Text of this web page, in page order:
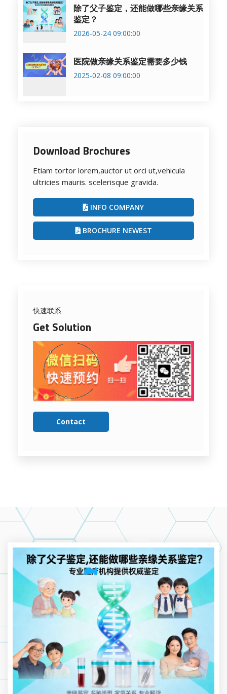
除了父子鉴定，还能做哪些亲缘关系
鉴定？
2026-05-24 09:00:00
医院做亲缘关系鉴定需要多少钱
2025-02-08 09:00:00
Download Brochures
Etiam tortor lorem,auctor ut orci ut,vehicula
ultricies mauris. scelerisque gravida.
INFO COMPANY
BROCHURE NEWEST
快速联系
Get Solution
Contact